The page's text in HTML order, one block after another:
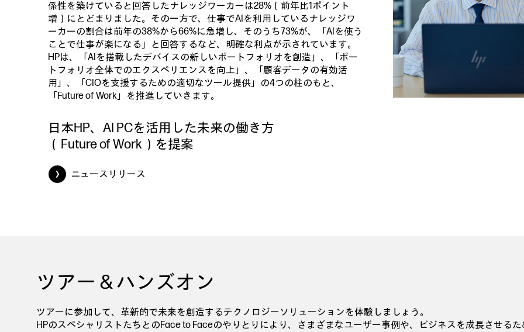
係性を築けていると回答したナレッジワーカーは28%（前年比1ポイント
増）にとどまりました。その一方で、仕事でAIを利用しているナレッジワ
ーカーの割合は前年の38%から66%に急増し、そのうち73%が、「AIを使う
ことで仕事が楽になる」と回答するなど、明確な利点が示されています。
HPは、「AIを搭載したデバイスの新しいポートフォリオを創造」、「ポー
トフォリオ全体でのエクスペリエンスを向上」、「顧客データの有効活
用」、「CIOを支援するための適切なツール提供」の4つの柱のもと、
「Future of Work」を推進していきます。
日本HP、AI PCを活用した未来の働き方
（Future of Work）を提案
ニュースリリース
ツアー＆ハンズオン
ツアーに参加して、革新的で未来を創造するテクノロジーソリューションを体験しましょう。
HPのスペシャリストたちとのFace to Faceのやりとりにより、さまざまなユーザー事例や、ビジネスを成長させる